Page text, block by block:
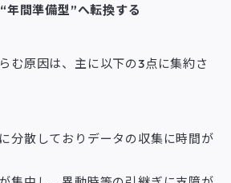
年間準備型”へ転換する
む原因は、主に以下の3点に集約さ
分散しておりデータの収集に時間が